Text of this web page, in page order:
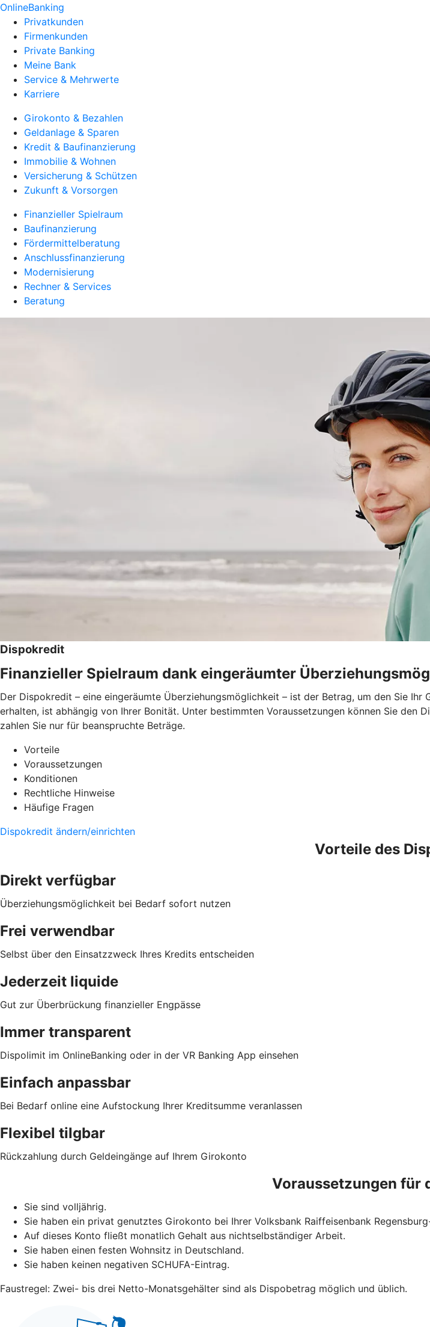
OnlineBanking
Privatkunden
Firmenkunden
Private Banking
Meine Bank
Service & Mehrwerte
Karriere
Girokonto & Bezahlen
Geldanlage & Sparen
Kredit & Baufinanzierung
Immobilie & Wohnen
Versicherung & Schützen
Zukunft & Vorsorgen
Finanzieller Spielraum
Baufinanzierung
Fördermittelberatung
Anschlussfinanzierung
Modernisierung
Rechner & Services
Beratung
Dispokredit
Finanzieller Spielraum dank eingeräumter
Der Dispokredit – eine eingeräumte Überziehungsmöglichkeit – ist der Betrag, um den Sie
erhalten, ist abhängig von Ihrer Bonität. Unter bestimmten Voraussetzungen können Sie den
zahlen Sie nur für beanspruchte Beträge.
Vorteile
Voraussetzungen
Konditionen
Rechtliche Hinweise
Häufige Fragen
Dispokredit ändern/einrichten
Vorteile des
Direkt verfügbar
Überziehungsmöglichkeit bei Bedarf sofort nutzen
Frei verwendbar
Selbst über den Einsatzzweck Ihres Kredits entscheiden
Jederzeit liquide
Gut zur Überbrückung finanzieller Engpässe
Immer transparent
Dispolimit im OnlineBanking oder in der VR Banking App einsehen
Einfach anpassbar
Bei Bedarf online eine Aufstockung Ihrer Kreditsumme veranlassen
Flexibel tilgbar
Rückzahlung durch Geldeingänge auf Ihrem Girokonto
Voraussetzungen für
Sie sind volljährig.
Sie haben ein privat genutztes Girokonto bei Ihrer Volksbank Raiffeisenbank
Auf dieses Konto fließt monatlich Gehalt aus nichtselbständiger Arbeit.
Sie haben einen festen Wohnsitz in Deutschland.
Sie haben keinen negativen SCHUFA-Eintrag.
Faustregel: Zwei- bis drei Netto-Monatsgehälter sind als Dispobetrag möglich und üblich.